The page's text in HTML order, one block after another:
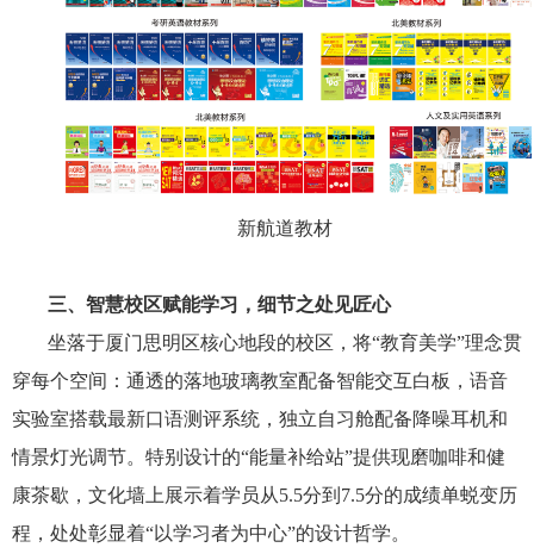
新航道教材
三、智慧校区赋能学习，细节之处见匠心
坐落于厦门思明区核心地段的校区，将“教育美学”理念贯
穿每个空间：通透的落地玻璃教室配备智能交互白板，语音
实验室搭载最新口语测评系统，独立自习舱配备降噪耳机和
情景灯光调节。特别设计的“能量补给站”提供现磨咖啡和健
康茶歇，文化墙上展示着学员从5.5分到7.5分的成绩单蜕变历
程，处处彰显着“以学习者为中心”的设计哲学。